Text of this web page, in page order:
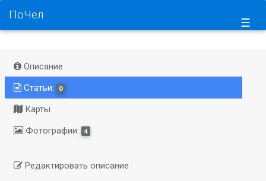
☰
ПоЧел
Описание
Статьи:
0
Карты
Фотографии:
4
Редактировать описание